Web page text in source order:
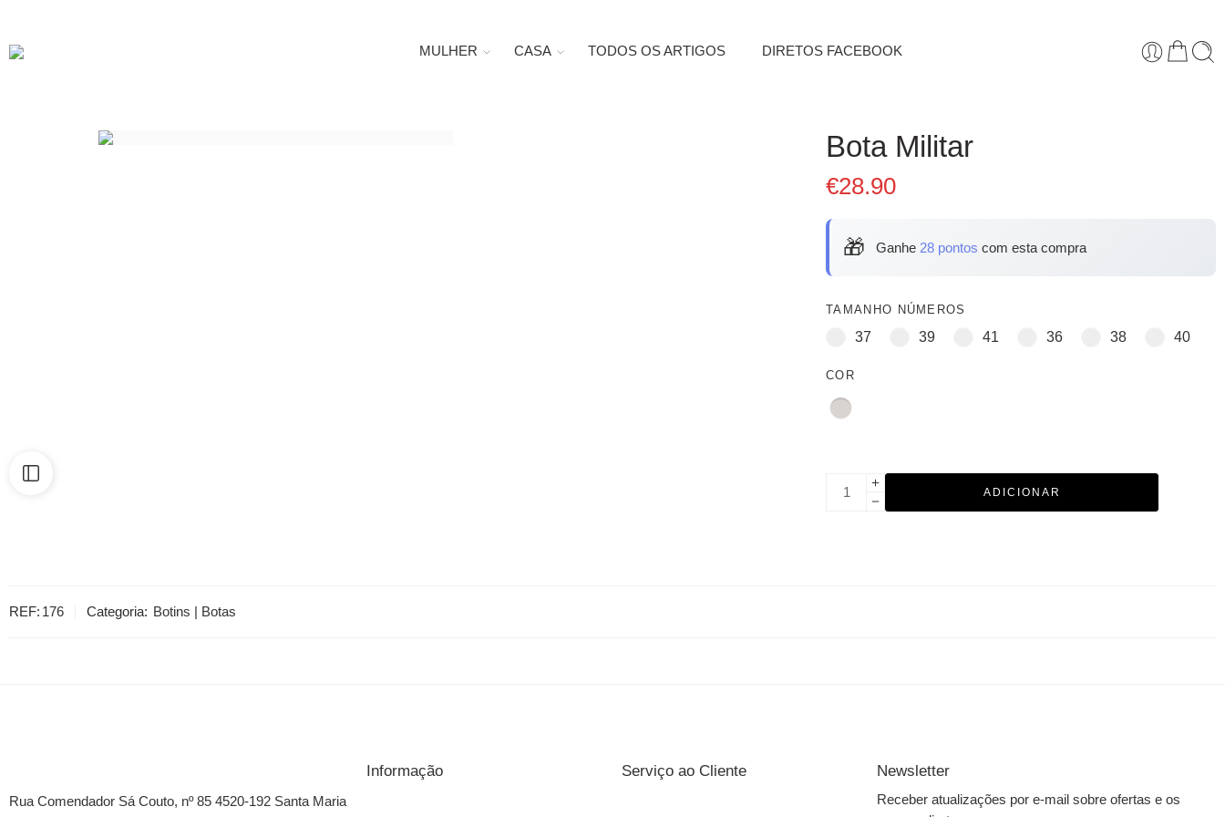
MULHER CASA TODOS OS ARTIGOS DIRETOS FACEBOOK
Bota Militar
€28.90
🎁 Ganhe 28 pontos com esta compra
TAMANHO NÚMEROS
37 39 41 36 38 40
COR
ADICIONAR
REF: 176 Categoria: Botins | Botas
Rua Comendador Sá Couto, nº 85 4520-192 Santa Maria
Informação Serviço ao Cliente Newsletter
Receber atualizações por e-mail sobre ofertas e os